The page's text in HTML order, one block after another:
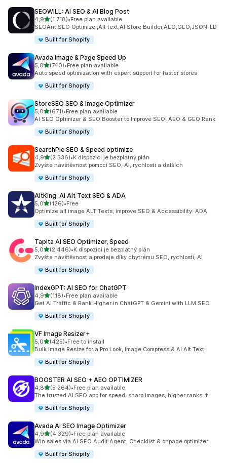
SEOWILL: AI SEO & AI Blog Post
4,9z 5 hvězd
(1 718)
Celkový počet recenzí: 1718
•Free plan available
SEOAnt,SEO Optimizer,Alt text,AI Store Builder,AEO,GEO,JSON-LD
Built for Shopify
Avada Image & Page Speed Up
5,0z 5 hvězd
(740)
Celkový počet recenzí: 740
•Free plan available
Auto speed optimization with expert support for faster stores
Built for Shopify
StoreSEO SEO & Image Optimizer
5,0z 5 hvězd
(671)
Celkový počet recenzí: 671
•Free plan available
AI SEO Optimizer & SEO Booster to Improve SEO, AEO & GEO Rank
Built for Shopify
SearchPie SEO & Speed optimize
4,9z 5 hvězd
(2 336)
Celkový počet recenzí: 2336
•K dispozici je bezplatný plán
Zvyšte návštěvnost pomocí SEO, AI, rychlosti a dalších
Built for Shopify
AltKing: AI Alt Text SEO & ADA
5,0z 5 hvězd
(126)
Celkový počet recenzí: 126
•Free
Optimize all image ALT Texts, improve SEO & Accessibility: ADA
Built for Shopify
Tapita AI SEO Optimizer, Speed
5,0z 5 hvězd
(2 446)
Celkový počet recenzí: 2446
•K dispozici je bezplatný plán
Zvyšte návštěvnost a prodeje díky chytrému SEO, rychlosti, AI
Built for Shopify
IndexGPT: AI SEO for ChatGPT
4,9z 5 hvězd
(118)
Celkový počet recenzí: 118
•Free plan available
Get AI Traffic & Rank Higher in ChatGPT & Gemini with LLM SEO
Built for Shopify
VF Image Resizer+
5,0z 5 hvězd
(425)
Celkový počet recenzí: 425
•Free to install
Bulk Image Resize for a Pro Look, Image Compress & AI Alt Text
Built for Shopify
BOOSTER AI SEO + AEO OPTIMIZER
4,8z 5 hvězd
(5 264)
Celkový počet recenzí: 5264
•Free plan available
The trusted AI SEO app for speed, sharp images, higher ranks ↑
Built for Shopify
Avada AI SEO Image Optimizer
4,9z 5 hvězd
(4 329)
Celkový počet recenzí: 4329
•Free plan available
Win sales via AI SEO Audit Agent, Checklist & onpage optimizer
Built for Shopify